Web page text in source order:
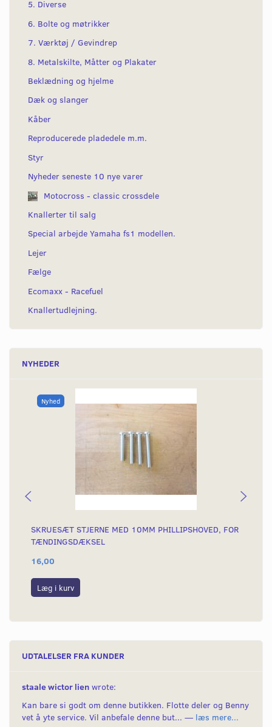
5. Diverse
6. Bolte og møtrikker
7. Værktøj / Gevindrep
8. Metalskilte, Måtter og Plakater
Beklædning og hjelme
Dæk og slanger
Kåber
Reproducerede pladedele m.m.
Styr
Nyheder seneste 10 nye varer
Motocross - classic crossdele
Knallerter til salg
Special arbejde Yamaha fs1 modellen.
Lejer
Fælge
Ecomaxx - Racefuel
Knallertudlejning.
NYHEDER
Nyhed
SKRUESÆT STJERNE MED 10MM PHILLIPSHOVED, FOR
TÆNDINGSDÆKSEL
16,00
Læg i kurv
UDTALELSER FRA KUNDER
staale wictor lien wrote:
Kan bare si godt om denne butikken. Flotte deler og Benny
vet å yte service. Vil anbefale denne but... — læs mere...